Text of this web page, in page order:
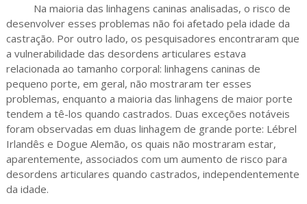
Na maioria das linhagens caninas analisadas, o risco de
desenvolver esses problemas não foi afetado pela idade da
castração. Por outro lado, os pesquisadores encontraram que
a vulnerabilidade das desordens articulares estava
relacionada ao tamanho corporal: linhagens caninas de
pequeno porte, em geral, não mostraram ter esses
problemas, enquanto a maioria das linhagens de maior porte
tendem a tê-los quando castrados. Duas exceções notáveis
foram observadas em duas linhagem de grande porte: Lébrel
Irlandês e Dogue Alemão, os quais não mostraram estar,
aparentemente, associados com um aumento de risco para
desordens articulares quando castrados, independentemente
da idade.